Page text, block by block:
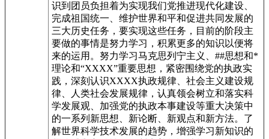
识到团员负担着为实现我们党推进现代化建设、
完成祖国统一、维护世界和平和促进共同发展的
三大历史任务，要实现这些任务，目前的阶段主
要做的事情是努力学习，积累更多的知识以便将
来的运用。努力学习马克思列宁主义、##思想和*
理论和“XXXX”重要思想，紧密围绕党的执政实
践，深刻认识XXXX执政规律、社会主义建设规
律、人类社会发展规律，认真领会树立和落实科
学发展观、加强党的执政本事建设等重大决策中
的一系列新思想、新论断、新观点和新方法。了
解世界科学技术发展的趋势，增强学习新知识的